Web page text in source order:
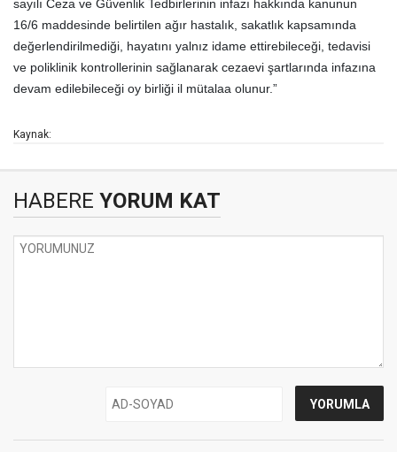
sayılı Ceza ve Güvenlik Tedbirlerinin infazı hakkında kanunun
16/6 maddesinde belirtilen ağır hastalık, sakatlık kapsamında
değerlendirilmediği, hayatını yalnız idame ettirebileceği, tedavisi
ve poliklinik kontrollerinin sağlanarak cezaevi şartlarında infazına
devam edilebileceği oy birliği il mütalaa olunur.”
Kaynak:
HABERE YORUM KAT